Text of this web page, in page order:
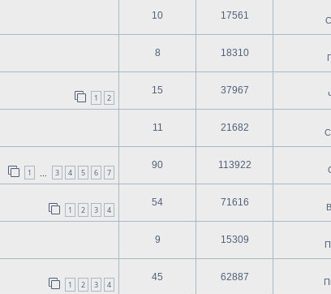
10 17561
8 18310
1 2
15 37967
11 21682
1 3 4 5 6 7
90 113922
1 2 3 4
54 71616
9 15309
1 2 3 4
45 62887